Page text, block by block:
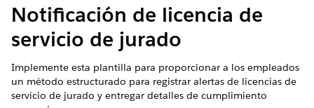
Notificación de licencia de
servicio de jurado
Implemente esta plantilla para proporcionar a los empleados
un método estructurado para registrar alertas de licencias de
servicio de jurado y entregar detalles de cumplimiento